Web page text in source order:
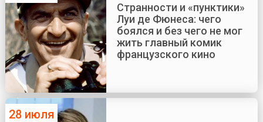
Странности и «пунктики»
Луи де Фюнеса: чего
боялся и без чего не мог
жить главный комик
французского кино
28 июля